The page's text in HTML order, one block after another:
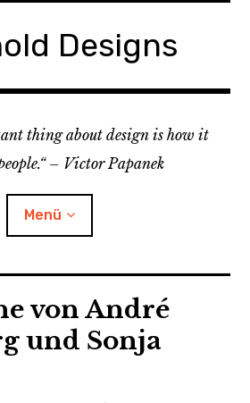
Designs
thing about design is how it
– Victor Papanek
Menü
von André
und Sonja